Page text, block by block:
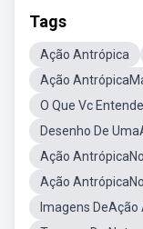
Tags
Ação Antrópica
Ação
O Que Vc
Desenho De
Ação
Ação
Imagens